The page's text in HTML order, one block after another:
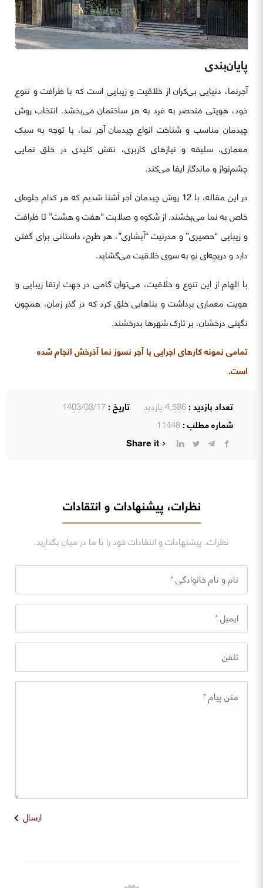
پایان‌بندی
آجرنما، دنیایی بی‌کران از خلاقیت و زیبایی است که با ظرافت و تنوع
خود، هویتی منحصر به فرد به هر ساختمان می‌بخشد. انتخاب روش
چیدمان مناسب و شناخت انواع چیدمان آجر نما، با توجه به سبک
معماری، سلیقه و نیازهای کاربری، نقش کلیدی در خلق نمایی
چشم‌نواز و ماندگار ایفا می‌کند.
در این مقاله، با 12 روش چیدمان آجر آشنا شدیم که هر کدام جلوه‌ای
خاص به نما می‌بخشند. از شکوه و صلابت “هفت و هشت” تا ظرافت
و زیبایی “حصیری” و مدرنیت “آبشاری”، هر طرح، داستانی برای گفتن
دارد و دریچه‌ای نو به سوی خلاقیت می‌گشاید.
با الهام از این تنوع و خلاقیت، می‌توان گامی در جهت ارتقا زیبایی و
هویت معماری برداشت و بناهایی خلق کرد که در گذر زمان، همچون
نگینی درخشان، بر تارک شهرها بدرخشند.
تمامی نمونه کارهای اجرایی با آجر نسوز نما آذرخش انجام شده
است.
تعداد بازدید :4,586 بازدید تاریخ :1403/03/17
شماره مطلب :11448
Share it
نظرات، پیشنهادات و انتقادات
نظرات، پیشنهادات و انتقادات خود را با ما در میان بگذارید.
ارسال